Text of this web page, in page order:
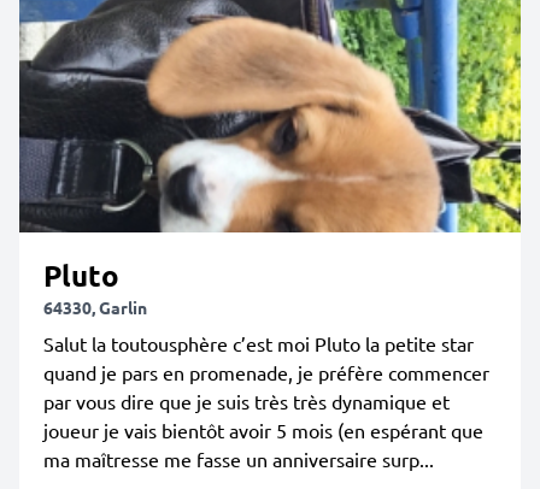
Pluto
64330, Garlin
Salut la toutousphère c’est moi Pluto la petite star
quand je pars en promenade, je préfère commencer
par vous dire que je suis très très dynamique et
joueur je vais bientôt avoir 5 mois (en espérant que
ma maîtresse me fasse un anniversaire surp...